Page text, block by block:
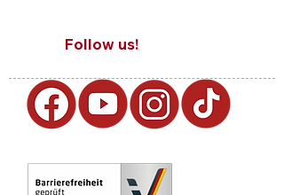
Follow us!